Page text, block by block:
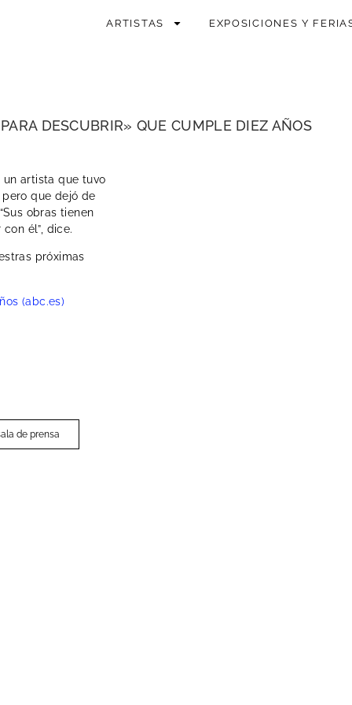
ARTISTAS EXPOSICIONES Y
DESCUBRIR» QUE CUMPLE DIEZ AÑOS
un artista que tuvo
que dejó de
obras tienen
él”, dice.
próximas
(abc.es)
de prensa